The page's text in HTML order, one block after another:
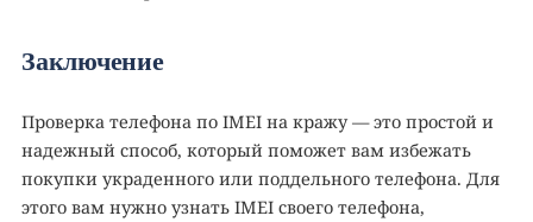
Заключение
Проверка телефона по IMEI на кражу — это простой и
надежный способ, который поможет вам избежать
покупки украденного или поддельного телефона. Для
этого вам нужно узнать IMEI своего телефона,